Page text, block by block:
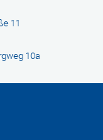
11
10a